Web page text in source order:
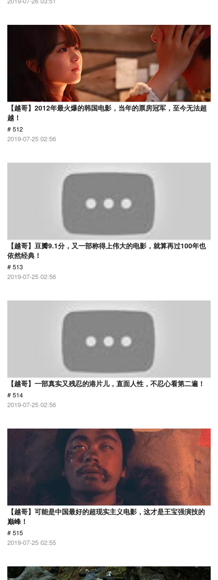
【越哥】2012年最火爆的韩国电影，当年的票房冠军，至今无法超
越！
# 512
2019-07-25 02:56
【越哥】豆瓣9.1分，又一部称得上伟大的电影，就算再过100年也
依然经典！
# 513
2019-07-25 02:56
【越哥】一部真实又残忍的港片儿，直面人性，不忍心看第二遍！
# 514
2019-07-25 02:56
【越哥】可能是中国最好的超现实主义电影，这才是王宝强演技的
巅峰！
# 515
2019-07-25 02:55